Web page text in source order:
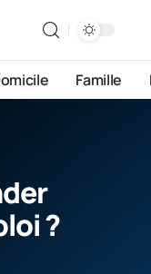
Famille
?